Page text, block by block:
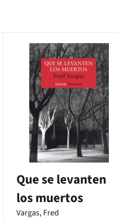
Que se levanten
los muertos
Vargas, Fred